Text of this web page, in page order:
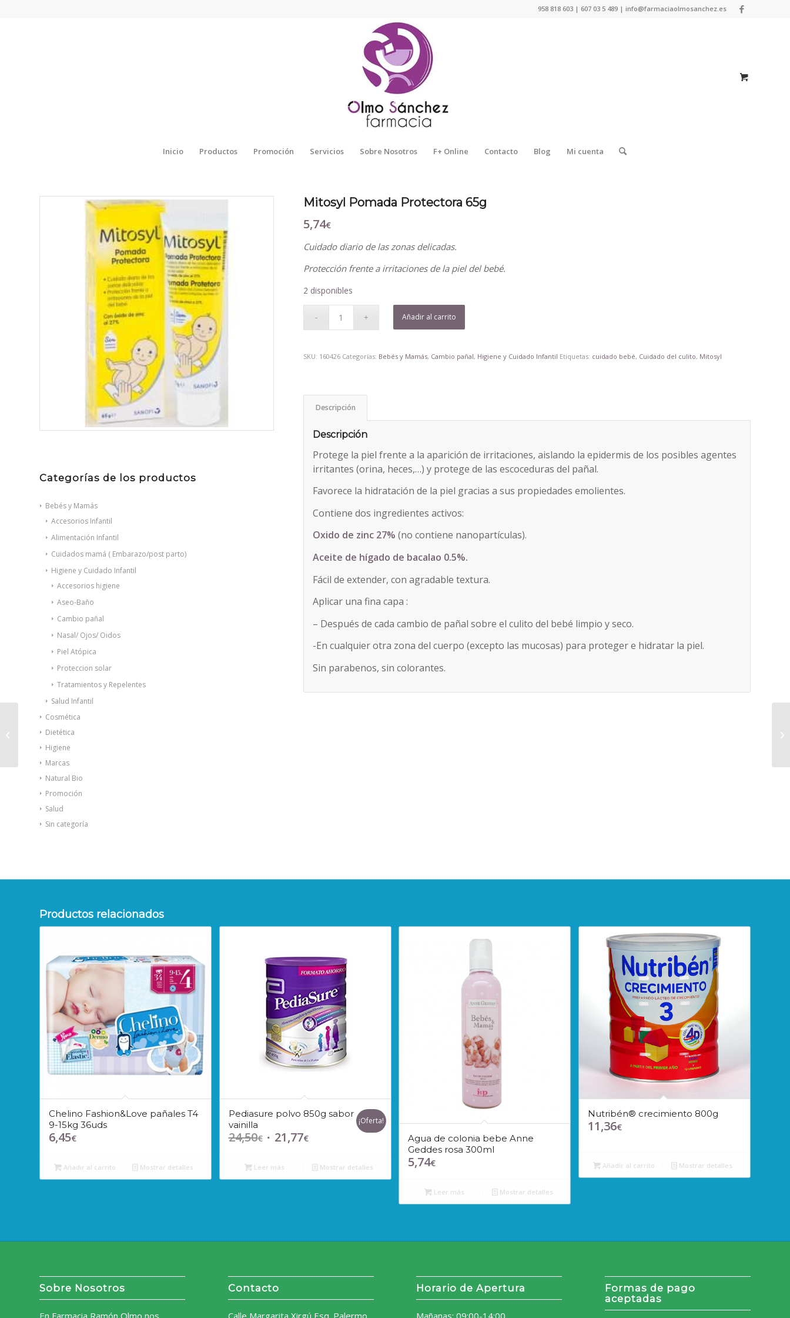
958 818 603 | 607 03 5 489 | info@farmaciaolmosanchez.es
Inicio Productos Promoción Servicios Sobre Nosotros F+ Online Contacto Blog Mi cuenta
Categorías de los productos
Bebés y Mamás
Accesorios Infantil
Alimentación Infantil
Cuidados mamá ( Embarazo/post parto)
Higiene y Cuidado Infantil
Accesorios higiene
Aseo-Baño
Cambio pañal
Nasal/ Ojos/ Oidos
Piel Atópica
Proteccion solar
Tratamientos y Repelentes
Salud Infantil
Cosmética
Dietética
Higiene
Marcas
Natural Bio
Promoción
Salud
Sin categoría
Mitosyl Pomada Protectora 65g
5,74€
Cuidado diario de las zonas delicadas.
Protección frente a irritaciones de la piel del bebé.
2 disponibles
Añadir al carrito
SKU: 160426 Categorías: Bebés y Mamás, Cambio pañal, Higiene y Cuidado Infantil Etiquetas: cuidado bebé, Cuidado del culito, Mitosyl
Descripción
Descripción
Protege la piel frente a la aparición de irritaciones, aislando la epidermis de los posibles agentes
irritantes (orina, heces,…) y protege de las escoceduras del pañal.
Favorece la hidratación de la piel gracias a sus propiedades emolientes.
Contiene dos ingredientes activos:
Oxido de zinc 27%(no contiene nanopartículas).
Aceite de hígado de bacalao 0.5%.
Fácil de extender, con agradable textura.
Aplicar una fina capa :
– Después de cada cambio de pañal sobre el culito del bebé limpio y seco.
-En cualquier otra zona del cuerpo (excepto las mucosas) para proteger e hidratar la piel.
Sin parabenos, sin colorantes.
Productos relacionados
Chelino Fashion&Love pañales T4
9-15kg 36uds
6,45€
Añadir al carrito Mostrar detalles
Pediasure polvo 850g sabor
vainilla
24,50€ El
original
era:
21,77€El
actual
es:
¡Oferta!
Leer más Mostrar detalles
Agua de colonia bebe Anne
Geddes rosa 300ml
5,74€
Leer más Mostrar detalles
Nutribén® crecimiento 800g
11,36€
Añadir al carrito Mostrar detalles
Sobre Nosotros
En Farmacia Ramón Olmo nos
Contacto
Calle Margarita Xirgú Esq. Palermo
Horario de Apertura
Mañanas: 09:00-14:00
Formas de pago
aceptadas
Aquoral gotas
oftalmológicas
20ampx0,5ml